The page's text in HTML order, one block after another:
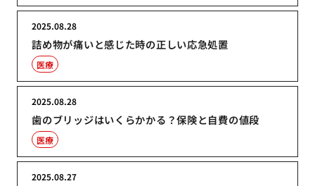
詰め物が痛いと感じた時の正しい応急処置
2025.08.28
医療
歯のブリッジはいくらかかる？保険と自費の値段
2025.08.28
医療
2025.08.27